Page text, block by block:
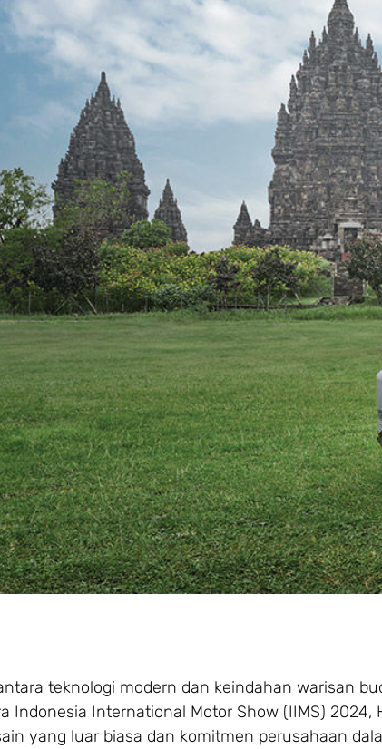
teknologi modern dan keindahan warisan
Indonesia International Motor Show (IIMS) 2024,
yang luar biasa dan komitmen perusahaan